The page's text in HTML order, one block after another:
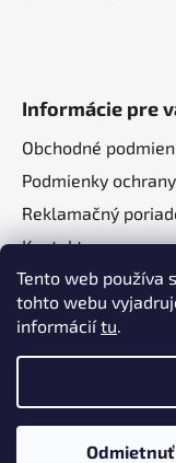
Tento web používa
tohto webu
informáciítu.
Odmietnuť
Informácie pre
Obchodné
Podmienky
Reklamačný
Kontakt
O nás
Copyright